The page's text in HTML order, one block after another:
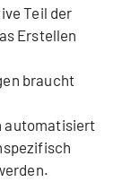
Teil der
Erstellen
braucht
automatisiert